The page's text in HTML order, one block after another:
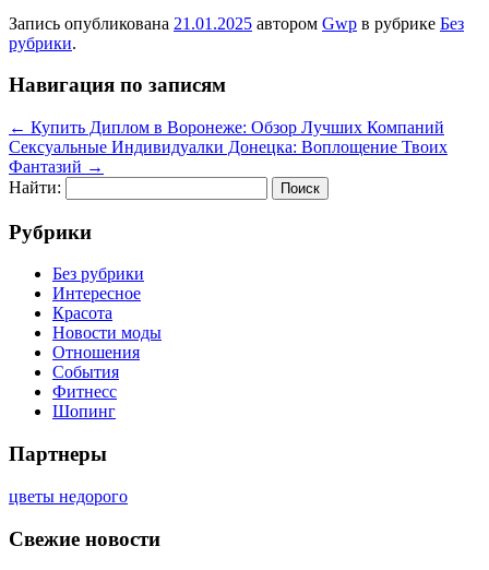
Запись опубликована 21.01.2025 автором Gwp в рубрике Без
рубрики.
Навигация по записям
← Купить Диплом в Воронеже: Обзор Лучших Компаний
Сексуальные Индивидуалки Донецка: Воплощение Твоих
Фантазий →
Найти:
Рубрики
Без рубрики
Интересное
Красота
Новости моды
Отношения
События
Фитнесс
Шопинг
Партнеры
цветы недорого
Свежие новости